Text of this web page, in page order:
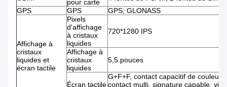
pour carte
GPS
GPS GPS, GLONASS
Affichage à
cristaux
liquides et
écran tactile
Pixels
d'affichage
à cristaux
liquides
720*1280 IPS
Affichage à
cristaux
liquides
5,5 pouces
Écran tactile
G+F+F, contact capacitif de couleur,
contact multi, signature capable,